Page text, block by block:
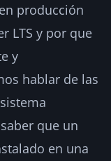
producción
LTS y por que
y
hablar de las
que un
en una